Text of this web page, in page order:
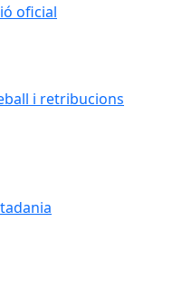
oficial
i retribucions